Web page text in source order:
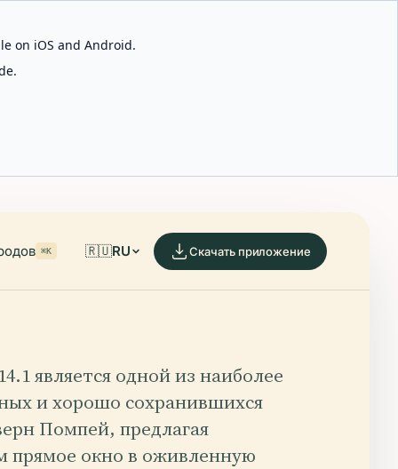
on iOS and Android.
⌘K 🇷🇺RU Скачать приложение
является одной из наиболее
и хорошо сохранившихся
Помпей, предлагая
прямое окно в оживленную